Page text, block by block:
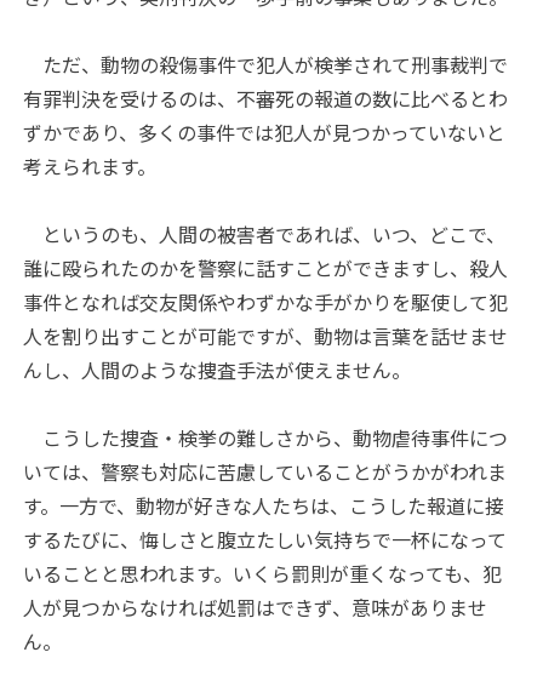
ただ、動物の殺傷事件で犯人が検挙されて刑事裁判で
有罪判決を受けるのは、不審死の報道の数に比べるとわ
ずかであり、多くの事件では犯人が見つかっていないと
考えられます。
というのも、人間の被害者であれば、いつ、どこで、
誰に殴られたのかを警察に話すことができますし、殺人
事件となれば交友関係やわずかな手がかりを駆使して犯
人を割り出すことが可能ですが、動物は言葉を話せませ
んし、人間のような捜査手法が使えません。
こうした捜査・検挙の難しさから、動物虐待事件につ
いては、警察も対応に苦慮していることがうかがわれま
す。一方で、動物が好きな人たちは、こうした報道に接
するたびに、悔しさと腹立たしい気持ちで一杯になって
いることと思われます。いくら罰則が重くなっても、犯
人が見つからなければ処罰はできず、意味がありませ
ん。